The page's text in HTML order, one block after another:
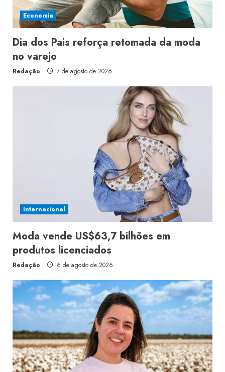
Economia
Dia dos Pais reforça retomada da moda
no varejo
Redação 7 de agosto de 2026
Internacional
Moda vende US$63,7 bilhões em
produtos licenciados
Redação 6 de agosto de 2026